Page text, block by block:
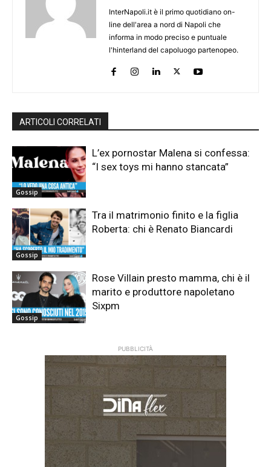
InterNapoli.it è il primo quotidiano on-
line dell'area a nord di Napoli che
informa in modo preciso e puntuale
l'hinterland del capoluogo partenopeo.
ARTICOLI CORRELATI
Gossip
L’ex pornostar Malena si confessa:
“I sex toys mi hanno stancata”
Gossip
Tra il matrimonio finito e la figlia
Roberta: chi è Renato Biancardi
Gossip
Rose Villain presto mamma, chi è il
marito e produttore napoletano
Sixpm
PUBBLICITÀ